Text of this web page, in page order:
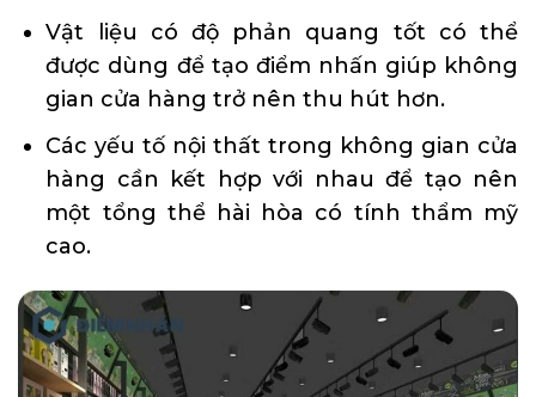
Vật liệu có độ phản quang tốt có thể
được dùng để tạo điểm nhấn giúp không
gian cửa hàng trở nên thu hút hơn.
Các yếu tố nội thất trong không gian cửa
hàng cần kết hợp với nhau để tạo nên
một tổng thể hài hòa có tính thẩm mỹ
cao.